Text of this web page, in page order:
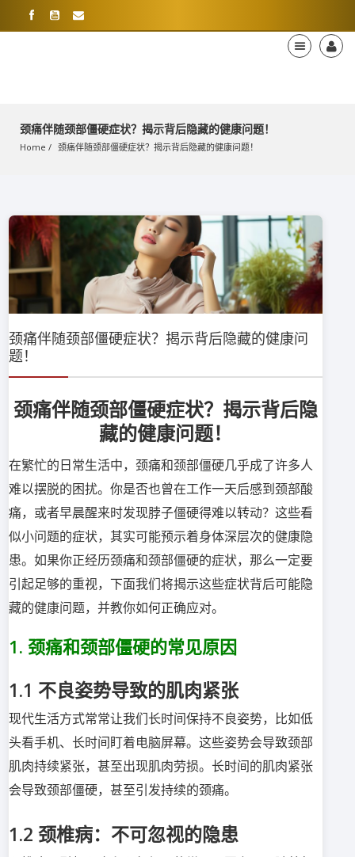
颈痛伴随颈部僵硬症状？揭示背后隐藏的健康问题！
Home 颈痛伴随颈部僵硬症状？揭示背后隐藏的健康问题！
颈痛伴随颈部僵硬症状？揭示背后隐藏的健康问
题！
颈痛伴随颈部僵硬症状？揭示背后隐
藏的健康问题！
在繁忙的日常生活中，颈痛和颈部僵硬几乎成了许多人
难以摆脱的困扰。你是否也曾在工作一天后感到颈部酸
痛，或者早晨醒来时发现脖子僵硬得难以转动？这些看
似小问题的症状，其实可能预示着身体深层次的健康隐
患。如果你正经历颈痛和颈部僵硬的症状，那么一定要
引起足够的重视，下面我们将揭示这些症状背后可能隐
藏的健康问题，并教你如何正确应对。
1. 颈痛和颈部僵硬的常见原因
1.1 不良姿势导致的肌肉紧张
现代生活方式常常让我们长时间保持不良姿势，比如低
头看手机、长时间盯着电脑屏幕。这些姿势会导致颈部
肌肉持续紧张，甚至出现肌肉劳损。长时间的肌肉紧张
会导致颈部僵硬，甚至引发持续的颈痛。
1.2 颈椎病：不可忽视的隐患